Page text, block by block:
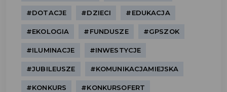
#DOTACJE #DZIECI #EDUKACJA
#EKOLOGIA #FUNDUSZE #GPSZOK
#ILUMINACJE #INWESTYCJE
#JUBILEUSZE #KOMUNIKACJAMIEJSKA
#KONKURS #KONKURSOFERT